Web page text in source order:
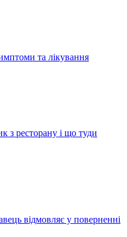
та лікування
з ресторану і що туди
відмовляє у поверненні